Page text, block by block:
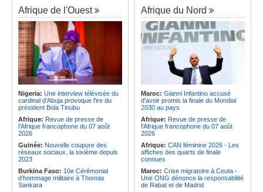
Afrique Centrale:L'explosion de la
demande de viande de brousse
extermine la faune sauvage
Congo-Kinshasa:Après l'accord
avec une branche des FDLR, les
zones d'ombre persistent
Centrafrique: Un gendarme détenu
par le groupe armé AAKG retrouve
la liberté
Rome et Kigali discutent
d'une possible externalisation au
pays des procédures d'asile à
destination de l'Italie
capacités des parlementaires de
l'Afrique de l'Est
Congo-Kinshasa:
Après l'accord
avec une branche des FDLR, les
zones d'ombre persistent
Sud-Soudan:
Le pays à la croisée
des chemins, alerte l'ONU
Rwanda:Rome et Kigali discutent
d'une possible externalisation au
pays des procédures d'asile à
destination de l'Italie
Somalie:Le camp de Galkayo
frappé par une violente attaque des
Forces du Puntland
Afrique de l'Ouest
Nigeria: Une interview télévisée du
cardinal d'Abuja provoque l'ire du
président Bola Tinubu
Afrique: Revue de presse de
l'Afrique francophone du 07 août
2026
Guinée: Nouvelle coupure des
réseaux sociaux, la sixième depuis
2023
Burkina Faso: 10e Cérémonial
d'hommage militaire à Thomas
Sankara
Afrique du Nord
Maroc: Gianni Infantino accusé
d'avoir promis la finale du Mondial
2030 au pays
Afrique: Revue de presse de
l'Afrique francophone du 07 août
2026
Afrique: CAN féminine 2026 - Les
affiches des quarts de finale
connues
Maroc: Crise migratoire à Ceuta -
Une ONG dénonce la responsabilité
de Rabat et de Madrid